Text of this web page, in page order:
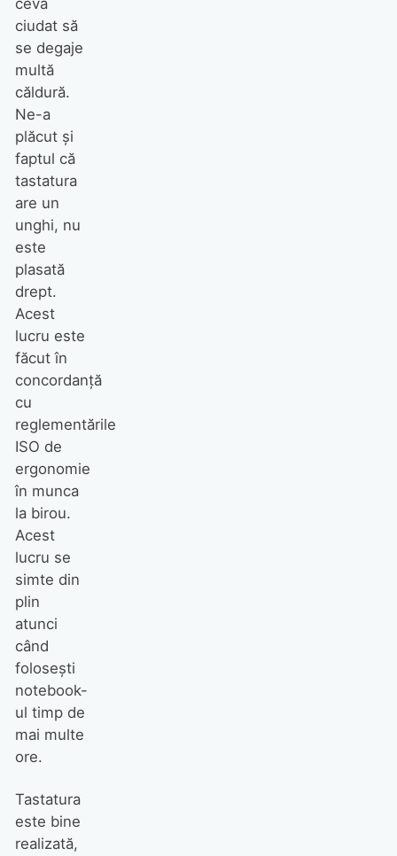
ciudat să
se degaje
multă
căldură.
Ne-a
plăcut şi
faptul că
tastatura
are un
unghi, nu
este
plasată
drept.
Acest
lucru este
făcut în
concordanţă
cu
reglementările
ISO de
ergonomie
în munca
la birou.
Acest
lucru se
simte din
plin
atunci
când
foloseşti
notebook-
ul timp de
mai multe
ore.
Tastatura
este bine
realizată,